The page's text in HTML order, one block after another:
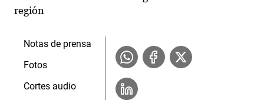
región
Notas de prensa
Fotos
Cortes audio